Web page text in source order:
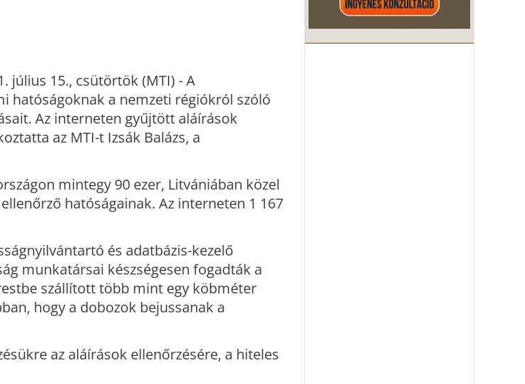
július 15., csütörtök (MTI) - A
hatóságoknak a nemzeti régiókról szóló
Az interneten gyűjtött aláírások
az MTI-t Izsák Balázs, a
mintegy 90 ezer, Litvániában közel
hatóságainak. Az interneten 1 167
és adatbázis-kezelő
munkatársai készségesen fogadták a
szállított több mint egy köbméter
hogy a dobozok bejussanak a
az aláírások ellenőrzésére, a hiteles